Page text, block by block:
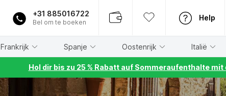
+31 885016722
Bel om te boeken
Help
Frankrijk Spanje Oostenrijk Italië
Hol dir bis zu 25 % Rabatt auf Sommeraufenthalte mit